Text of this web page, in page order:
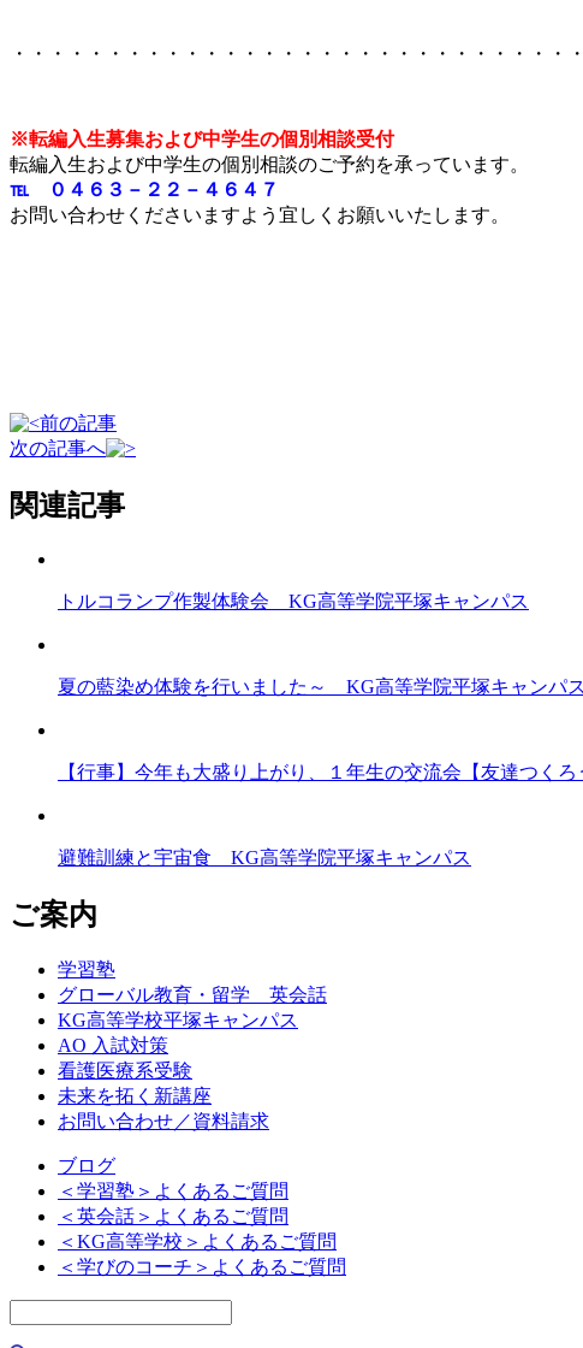
・・・・・・・・・・・・・・・・・・・・・・・・・・・・・
※転編入生募集および中学生の個別相談受付
転編入生および中学生の個別相談のご予約を承っています。
℡ ０４６３－２２－４６４７
お問い合わせくださいますよう宜しくお願いいたします。
前の記事
次の記事へ
関連記事
トルコランプ作製体験会 KG高等学院平塚キャンパス
夏の藍染め体験を行いました～ KG高等学院平塚キャンパス
【行事】今年も大盛り上がり、１年生の交流会【友達つ
避難訓練と宇宙食 KG高等学院平塚キャンパス
ご案内
学習塾
グローバル教育・留学 英会話
KG高等学校平塚キャンパス
AO 入試対策
看護医療系受験
未来を拓く新講座
お問い合わせ／資料請求
ブログ
＜学習塾＞よくあるご質問
＜英会話＞よくあるご質問
＜KG高等学校＞よくあるご質問
＜学びのコーチ＞よくあるご質問